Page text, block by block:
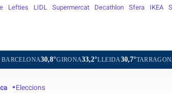
Lefties LIDL Supermercat Decathlon Sfera IKEA
GIRONA33,2°LLEIDA30,7°TARRAGONA30,0°
Eleccions